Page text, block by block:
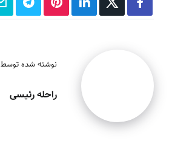
نوشته شده توسط
راحله رئیسی